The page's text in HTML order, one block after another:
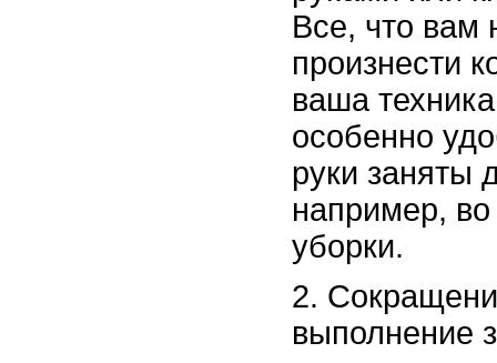
Все, что вам
произнести
ваша
особенно
руки заняты
например, во
уборки.
выполнение